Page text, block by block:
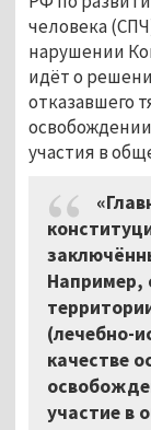
человека
нарушении
идёт о
отказавшего
участия в
Например,
(лечебно-
качестве
участие в